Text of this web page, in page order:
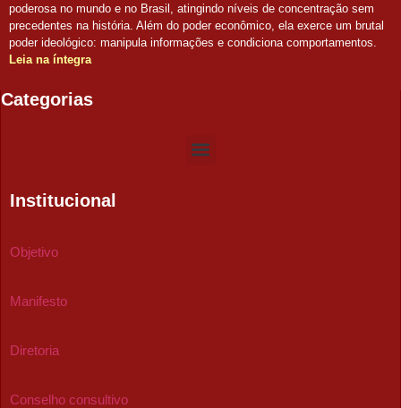
poderosa no mundo e no Brasil, atingindo níveis de concentração sem
precedentes na história. Além do poder econômico, ela exerce um brutal
poder ideológico: manipula informações e condiciona comportamentos.
Leia na íntegra
Categorias
Institucional
Objetivo
Manifesto
Diretoria
Conselho consultivo